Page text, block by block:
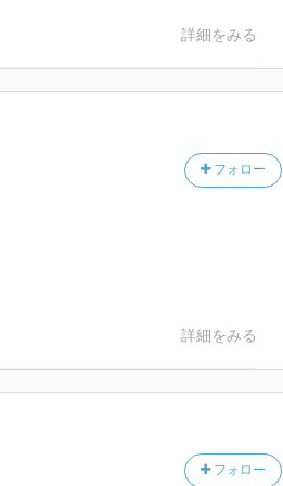
詳細をみる
フォロー
詳細をみる
フォロー